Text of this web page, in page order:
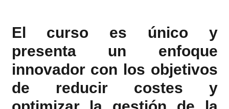
El curso es único y
presenta un enfoque
innovador con los objetivos
de reducir costes y